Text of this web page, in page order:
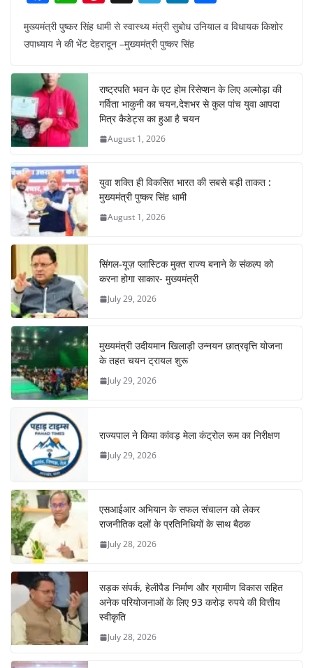
a
c
b
o
o
k
h
at
A
p
p
nt
er
e
st
el
e
gr
a
m
n
k
dI
n
ar
मुख्यमंत्री पुष्कर सिंह धामी से स्वास्थ्य मंत्री सुबोध उनियाल व विधायक किशोर
उपाध्याय ने की भेंट देहरादून –मुख्यमंत्री पुष्कर सिंह
राष्ट्रपति भवन के एट होम रिसेप्शन के लिए अल्मोड़ा की
गर्विता भाकुनी का चयन,देशभर से कुल पांच युवा आपदा
मित्र कैडेट्स का हुआ है चयन
August 1, 2026
युवा शक्ति ही विकसित भारत की सबसे बड़ी ताकत :
मुख्यमंत्री पुष्कर सिंह धामी
August 1, 2026
सिंगल-यूज़ प्लास्टिक मुक्त राज्य बनाने के संकल्प को
करना होगा साकार- मुख्यमंत्री
July 29, 2026
मुख्यमंत्री उदीयमान खिलाड़ी उन्नयन छात्रवृत्ति योजना
के तहत चयन ट्रायल शुरू
July 29, 2026
राज्यपाल ने किया कांवड़ मेला कंट्रोल रूम का निरीक्षण
July 29, 2026
एसआईआर अभियान के सफल संचालन को लेकर
राजनीतिक दलों के प्रतिनिधियों के साथ बैठक
July 28, 2026
सड़क संपर्क, हेलीपैड निर्माण और ग्रामीण विकास सहित
अनेक परियोजनाओं के लिए 93 करोड़ रुपये की वित्तीय
स्वीकृति
July 28, 2026